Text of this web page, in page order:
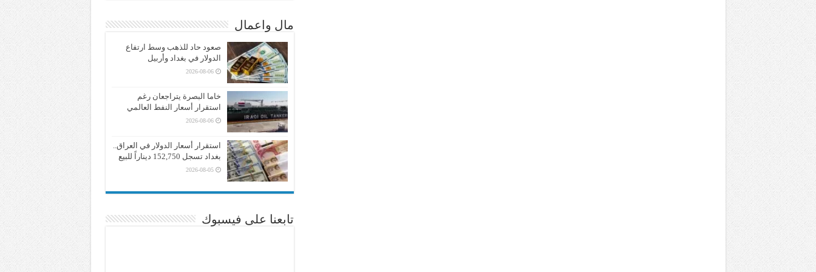
مال واعمال
صعود حاد للذهب وسط ارتفاع
الدولار في بغداد وأربيل
2026-08-06
خاما البصرة يتراجعان رغم
استقرار أسعار النفط العالمي
2026-08-06
استقرار أسعار الدولار في العراق..
بغداد تسجل 152,750 ديناراً للبيع
2026-08-05
تابعنا على فيسبوك